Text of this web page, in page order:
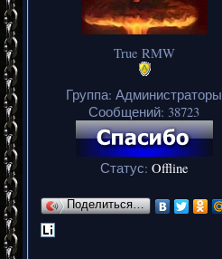
True RMW
Группа: Администраторы
Сообщений: 38723
Статус: Offline
Поделиться…